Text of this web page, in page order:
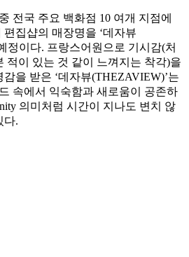
전국 주요 백화점 10 여개 지점에
집샵의 매장명을 ‘데자뷰
정이다. 프랑스어원으로 기시감(처
적이 있는 것 같이 느껴지는 착각)을
감을 받은 ‘데자뷰(THEZAVIEW)’는
속에서 익숙함과 새로움이 공존하
의미처럼 시간이 지나도 변치 않
다.